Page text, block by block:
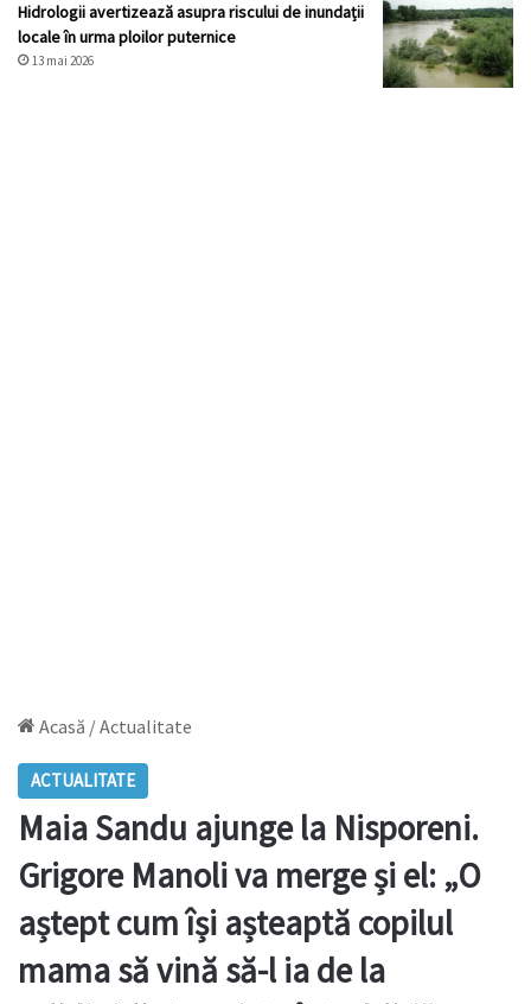
Hidrologii avertizează asupra riscului de inundații
locale în urma ploilor puternice
13 mai 2026